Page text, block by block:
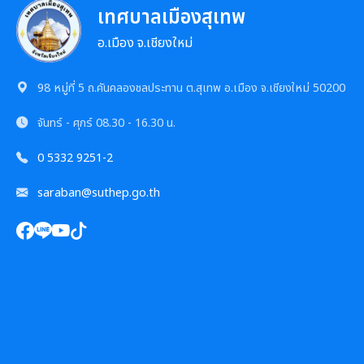
เทศบาลเมืองสุเทพ
อ.เมือง จ.เชียงใหม่
98 หมู่ที่ 5 ถ.คันคลองชลประทาน ต.สุเทพ อ.เมือง จ.เชียงใหม่ 50200
จันทร์ - ศุกร์08.30 - 16.30 น.
0 5332 9251-2
saraban@suthep.go.th